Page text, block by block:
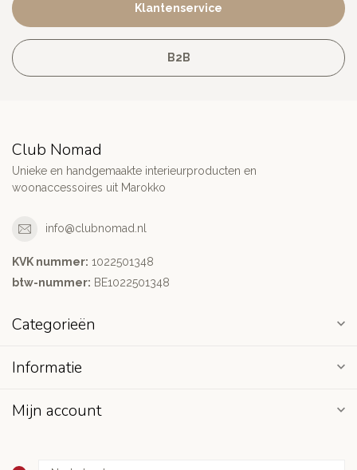
Klantenservice
B2B
Club Nomad
Unieke en handgemaakte interieurproducten en
woonaccessoires uit Marokko
info@clubnomad.nl
KVK nummer: 1022501348
btw-nummer: BE1022501348
Categorieën
Informatie
Mijn account